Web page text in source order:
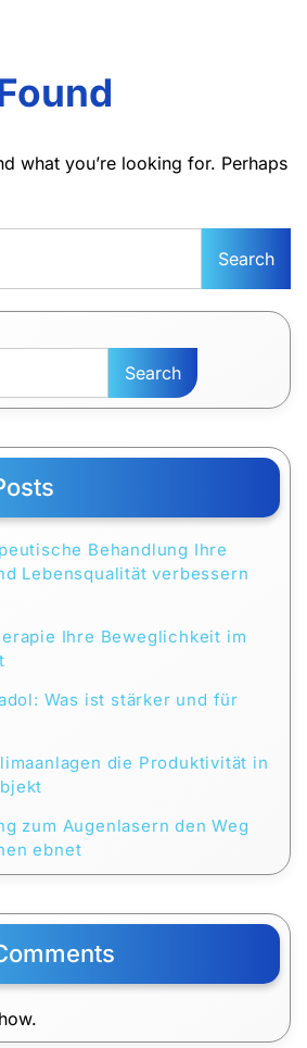
what you’re looking for. Perhaps
Search
Behandlung Ihre
Lebensqualität verbessern
Ihre Beweglichkeit im
Was ist stärker und für
die Produktivität in
zum Augenlasern den Weg
ebnet